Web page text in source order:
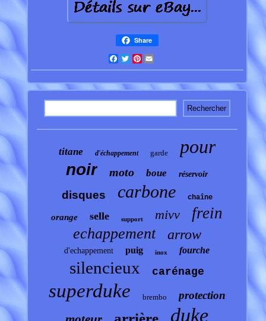
Share
Facebook
TwitterPinterest
titane d'échappement garde pour
noir moto boue réservoir
disques carbone chaîne
orange selle support mivv frein
echappement arrow
d'echappement puig inox fourche
silencieux carénage
superduke brembo protection
duke